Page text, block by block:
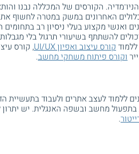
הקורסים של המכללה נבנו
האחרונים במשק במטרה לחשוף
ואנשי מקצוע בעלי ניסיון רב בתחומים
להשתתף בשיעורי תרגול בלי מגבלות
קורס עיצוב ואפיון UI/UX
, קורס
וקורס פיתוח משחקי מחשב.
ללמוד לעצב אתרים ולעבוד בתעשיית
מחשב ובשפה האנגלית. יש יתרון
.